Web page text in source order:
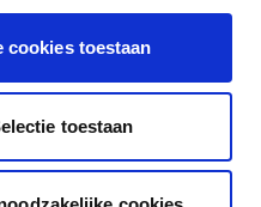
cookies toestaan
toestaan